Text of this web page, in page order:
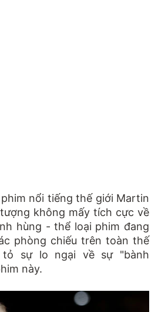
nổi tiếng thế giới Martin
không mấy tích cực về
hùng - thể loại phim đang
phòng chiếu trên toàn thế
sự lo ngại về sự "bành
này.